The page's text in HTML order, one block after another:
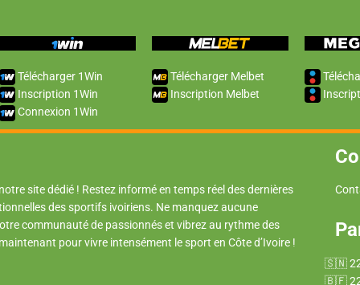
Télécharger 1Win
Inscription 1Win
Connexion 1Win
Télécharger Melbet
Inscription Melbet
site dédié ! Restez informé en temps réel des dernières
des sportifs ivoiriens. Ne manquez aucune
communauté de passionnés et vibrez au rythme des
pour vivre intensément le sport en Côte d’Ivoire !